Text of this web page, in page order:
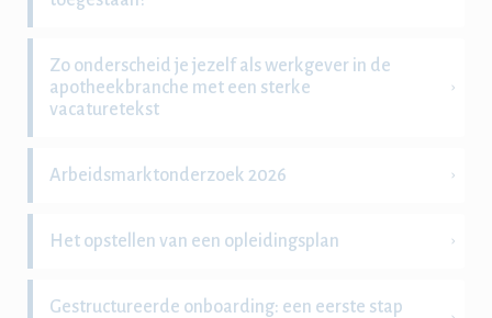
Zo onderscheid je jezelf als werkgever in de
apotheekbranche met een sterke
vacaturetekst
Arbeidsmarktonderzoek 2026
Het opstellen van een opleidingsplan
Gestructureerde onboarding: een eerste stap